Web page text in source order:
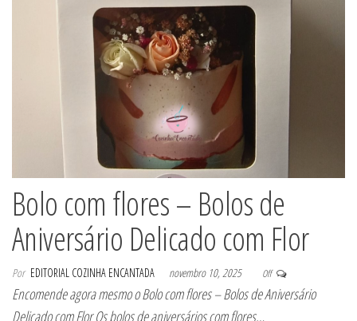
Bolo com flores – Bolos de
Aniversário Delicado com Flor
Por EDITORIAL COZINHA ENCANTADA novembro 10, 2025 Off
Encomende agora mesmo o Bolo com flores – Bolos de Aniversário
Delicado com Flor Os bolos de aniversários com flores…